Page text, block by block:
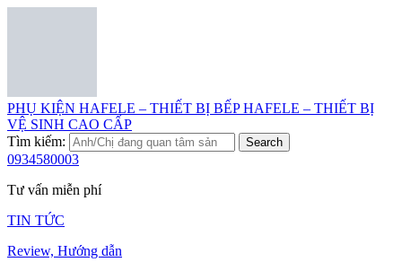
PHỤ KIỆN HAFELE – THIẾT BỊ BẾP HAFELE – THIẾT BỊ
VỆ SINH CAO CẤP
Tìm kiếm:
Search
0934580003
Tư vấn miễn phí
TIN TỨC
Review, Hướng dẫn